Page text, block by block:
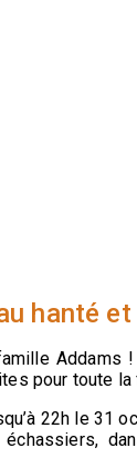
hanté et
Addams
pour toute la
22h le 31